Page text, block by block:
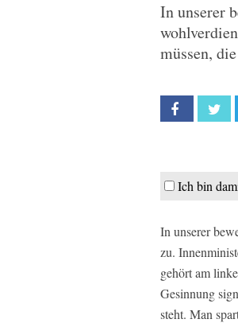
In unserer
müssen,
Facebook
Ich bin
In unserer
zu.
gehört am
Gesinnung
steht. Man